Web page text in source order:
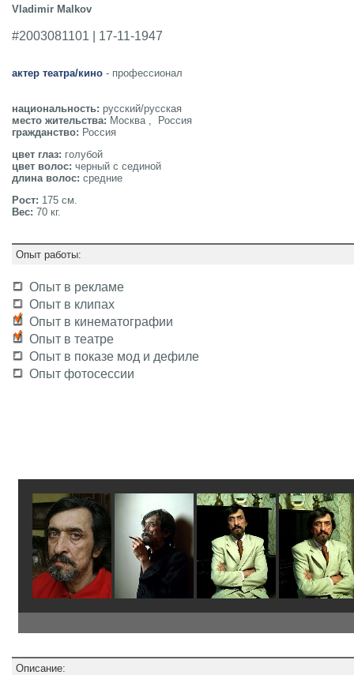
Vladimir Malkov
#2003081101 | 17-11-1947
актер театра/кино - профессионал
национальность: русский/русская
место жительства: Москва , Россия
гражданство: Россия
цвет глаз: голубой
цвет волос: черный с сединой
длина волос: средние
Рост: 175 см.
Вес: 70 кг.
Опыт работы:
Опыт в рекламе
Опыт в клипах
Опыт в кинематографии
Опыт в театре
Опыт в показе мод и дефиле
Опыт фотосессии
Описание: